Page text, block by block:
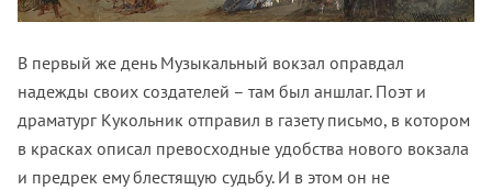
В первый же день Музыкальный вокзал оправдал
надежды своих создателей – там был аншлаг. Поэт и
драматург Кукольник отправил в газету письмо, в котором
в красках описал превосходные удобства нового вокзала
и предрек ему блестящую судьбу. И в этом он не